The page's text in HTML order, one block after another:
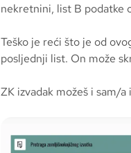
nekretnini, list B podatke
Teško je reći što je od
posljednji list. On može
ZK izvadak možeš i sam/